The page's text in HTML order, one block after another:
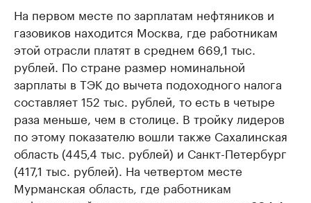
На первом месте по зарплатам нефтяников и
газовиков находится Москва, где работникам
этой отрасли платят в среднем 669,1 тыс.
рублей. По стране размер номинальной
зарплаты в ТЭК до вычета подоходного налога
составляет 152 тыс. рублей, то есть в четыре
раза меньше, чем в столице. В тройку лидеров
по этому показателю вошли также Сахалинская
область (445,4 тыс. рублей) и Санкт-Петербург
(417,1 тыс. рублей). На четвертом месте
Мурманская область, где работникам